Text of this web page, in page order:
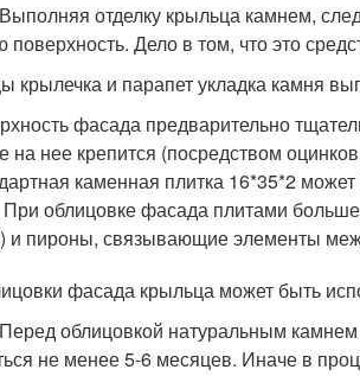
отделку крыльца камнем,
поверхность. Дело в том, что это
крылечка и парапет укладка камня
фасада предварительно
на нее крепится (посредством
каменная плитка 16*35*2
При облицовке фасада плитами
и пироны, связывающие элементы
фасада крыльца может быть
облицовкой натуральным
не менее 5-6 месяцев. Иначе в